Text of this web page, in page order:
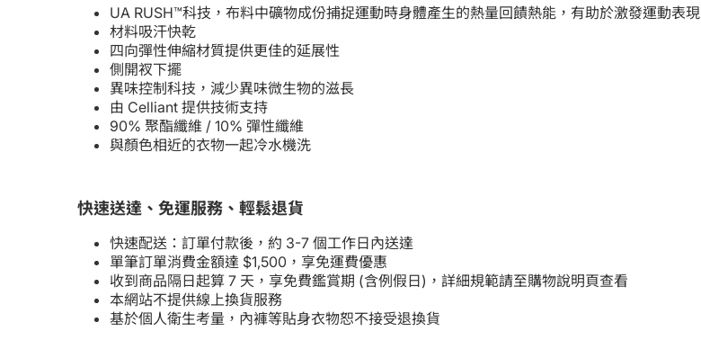
UA RUSH™科技，布料中礦物成份捕捉運動時身體產生的熱量回饋熱能，有助於激發運動表現
材料吸汗快乾
四向彈性伸縮材質提供更佳的延展性
側開衩下擺
異味控制科技，減少異味微生物的滋長
由 Celliant 提供技術支持
90% 聚酯纖維 / 10% 彈性纖維
與顏色相近的衣物一起冷水機洗
快速送達、免運服務、輕鬆退貨
快速配送：訂單付款後，約 3-7 個工作日內送達
單筆訂單消費金額達 $1,500，享免運費優惠
收到商品隔日起算 7 天，享免費鑑賞期 (含例假日)，詳細規範請至購物說明頁查看
本網站不提供線上換貨服務
基於個人衛生考量，內褲等貼身衣物恕不接受退換貨